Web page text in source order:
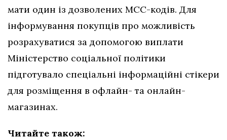
мати один із дозволених МСС-кодів. Для
інформування покупців про можливість
розрахуватися за допомогою виплати
Міністерство соціальної політики
підготувало спеціальні інформаційні стікери
для розміщення в офлайн- та онлайн-
магазинах.
Читайте також: